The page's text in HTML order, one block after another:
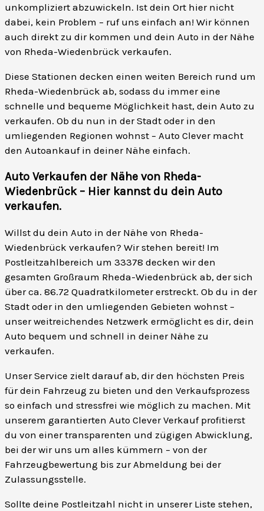
unkompliziert abzuwickeln. Ist dein Ort hier nicht
dabei, kein Problem – ruf uns einfach an! Wir können
auch direkt zu dir kommen und dein Auto in der Nähe
von Rheda-Wiedenbrück verkaufen.
Diese Stationen decken einen weiten Bereich rund um
Rheda-Wiedenbrück ab, sodass du immer eine
schnelle und bequeme Möglichkeit hast, dein Auto zu
verkaufen. Ob du nun in der Stadt oder in den
umliegenden Regionen wohnst – Auto Clever macht
den Autoankauf in deiner Nähe einfach.
Auto Verkaufen der Nähe von Rheda-
Wiedenbrück – Hier kannst du dein Auto
verkaufen.
Willst du dein Auto in der Nähe von Rheda-
Wiedenbrück verkaufen? Wir stehen bereit! Im
Postleitzahlbereich um 33378 decken wir den
gesamten Großraum Rheda-Wiedenbrück ab, der sich
über ca. 86.72 Quadratkilometer erstreckt. Ob du in der
Stadt oder in den umliegenden Gebieten wohnst –
unser weitreichendes Netzwerk ermöglicht es dir, dein
Auto bequem und schnell in deiner Nähe zu
verkaufen.
Unser Service zielt darauf ab, dir den höchsten Preis
für dein Fahrzeug zu bieten und den Verkaufsprozess
so einfach und stressfrei wie möglich zu machen. Mit
unserem garantierten Auto Clever Verkauf profitierst
du von einer transparenten und zügigen Abwicklung,
bei der wir uns um alles kümmern – von der
Fahrzeugbewertung bis zur Abmeldung bei der
Zulassungsstelle.
Sollte deine Postleitzahl nicht in unserer Liste stehen,